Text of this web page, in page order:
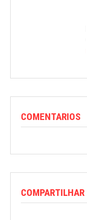
COMENTARIOS
COMPARTILHAR